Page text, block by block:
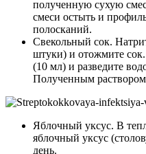
полученную сухую
смеси остыть и
полосканий.
Свекольный сок.
штуки) и отожмите
(10 мл) и разведите
Полученным
Яблочный уксус. В
яблочный уксус
день.